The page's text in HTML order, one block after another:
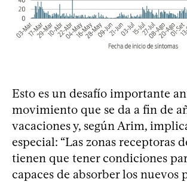
Esto es un desafío importante
movimiento que se da a fin de
vacaciones y, según Arim,
especial: “Las zonas receptoras
tienen que tener condiciones
capaces de absorber los nuevos